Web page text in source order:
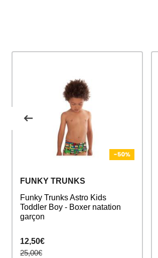
FUNKY TRUNKS
Funky Trunks Astro Kids
Toddler Boy - Boxer natation
garçon
12,50€
25,00€